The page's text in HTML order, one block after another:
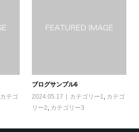
カテゴ
ブログサンプル6
2024.05.17
カテゴリー1, カテゴ
リー2, カテゴリー3